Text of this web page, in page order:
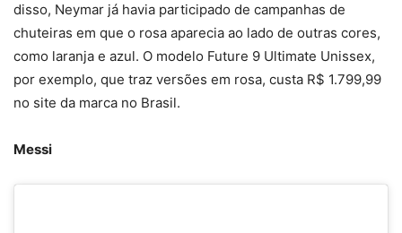
disso, Neymar já havia participado de campanhas de
chuteiras em que o rosa aparecia ao lado de outras cores,
como laranja e azul. O modelo Future 9 Ultimate Unissex,
por exemplo, que traz versões em rosa, custa R$ 1.799,99
no site da marca no Brasil.
Messi